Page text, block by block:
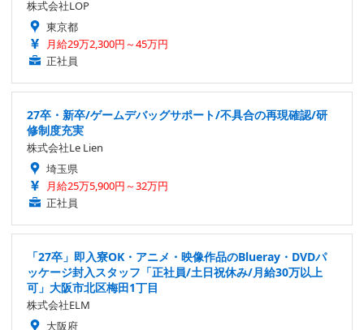
株式会社LOP
東京都
月給29万2,300円～45万円
正社員
27卒・新卒/ゲームデバッグサポート/不具合の再現確認/研
修制度充実
株式会社Le Lien
埼玉県
月給25万5,900円～32万円
正社員
「27卒」即入寮OK・アニメ・映像作品のBlueray・DVDパ
ッケージ封入スタッフ「正社員/土日祝休み/月給30万以上
可」大阪市北区梅田1丁目
株式会社ELM
大阪府